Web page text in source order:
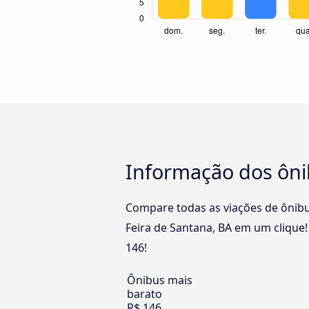
Informação dos
Compare todas as viações de
Feira de Santana, BA em um
146!
Ônibus mais
barato